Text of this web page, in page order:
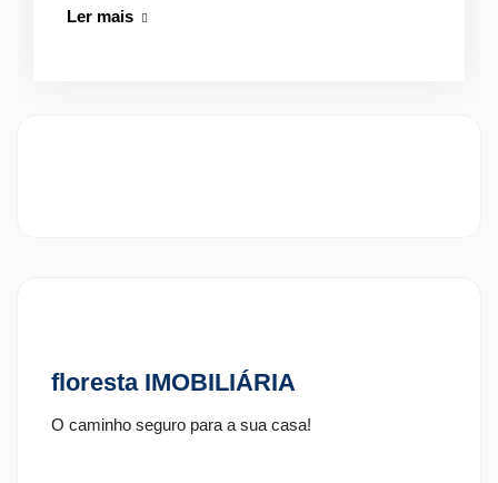
Ler maisCoworking
floresta IMOBILIÁRIA
O caminho seguro para a sua casa!